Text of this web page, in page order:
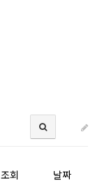
조회 날짜